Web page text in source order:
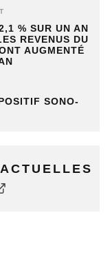
% SUR UN AN
REVENUS DU
AUGMENTÉ
SONO-